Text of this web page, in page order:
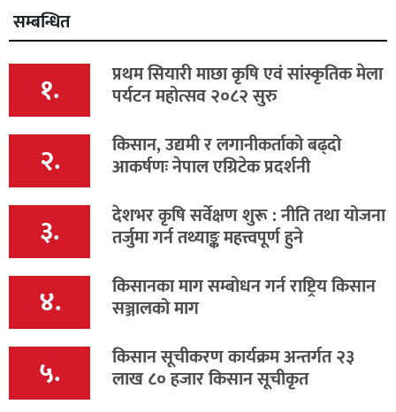
सम्बन्धित
१. प्रथम सियारी माछा कृषि एवं सांस्कृतिक मेला
पर्यटन महोत्सव २०८२ सुरु
२. किसान, उद्यमी र लगानीकर्ताको बढ्दो
आकर्षणः नेपाल एग्रिटेक प्रदर्शनी
३. देशभर कृषि सर्वेक्षण शुरू : नीति तथा योजना
तर्जुमा गर्न तथ्याङ्क महत्त्वपूर्ण हुने
४. किसानका माग सम्बोधन गर्न राष्ट्रिय किसान
सञ्जालको माग
५. किसान सूचीकरण कार्यक्रम अन्तर्गत २३
लाख ८० हजार किसान सूचीकृत